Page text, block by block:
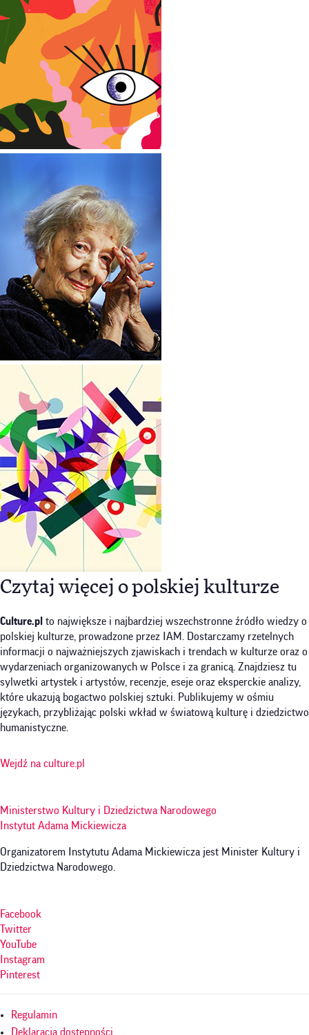
Czytaj więcej o polskiej kulturze
Culture.pl to największe i najbardziej wszechstronne źródło wiedzy o
polskiej kulturze, prowadzone przez IAM. Dostarczamy rzetelnych
informacji o najważniejszych zjawiskach i trendach w kulturze oraz o
wydarzeniach organizowanych w Polsce i za granicą. Znajdziesz tu
sylwetki artystek i artystów, recenzje, eseje oraz eksperckie analizy,
które ukazują bogactwo polskiej sztuki. Publikujemy w ośmiu
językach, przybliżając polski wkład w światową kulturę i dziedzictwo
humanistyczne.
Wejdź na culture.pl
Ministerstwo Kultury i Dziedzictwa Narodowego
Instytut Adama Mickiewicza
Organizatorem Instytutu Adama Mickiewicza jest Minister Kultury i
Dziedzictwa Narodowego.
Facebook
Twitter
YouTube
Instagram
Pinterest
Menu
w
Regulamin
Deklaracja dostępności